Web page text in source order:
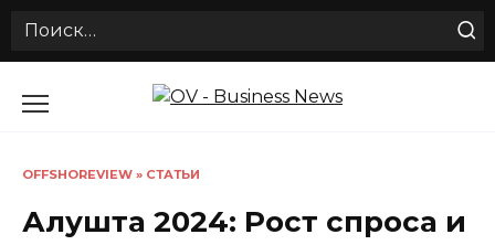
Search
OFFSHOREVIEW » СТАТЬИ
Алушта 2024: Рост спроса и